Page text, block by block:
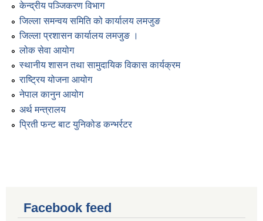
केन्द्रीय पञ्जिकरण विभाग
जिल्ला समन्वय समिति को कार्यालय लमजुङ
जिल्ला प्रशासन कार्यालय लमजुङ ।
लोक सेवा आयोग
स्थानीय शासन तथा सामुदायिक विकास कार्यक्रम
राष्ट्रिय योजना आयोग
नेपाल कानुन आयोग
अर्थ मन्त्रालय
प्रिती फन्ट बाट युनिकोड कन्भर्रटर
Facebook feed